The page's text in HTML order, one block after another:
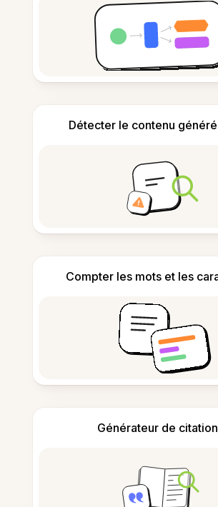
Détecter le contenu
Compter les mots et les
Générateur de